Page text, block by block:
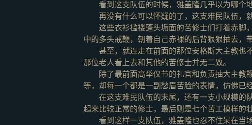
看到这支队伍的时候，雅盖隆几乎以为哪个
再没有什么可以怀疑的了，这支难民队伍，
这些衣衫褴褛蓬头垢面的苦修士们打着赤脚
中的多头戒鞭，朝着自己赤裸的后背狠狠抽去，
甚至，就连走在前面的那位安格斯大主教也
那位老人看上去和其他的苦修士并无二致。
除了最前面高举仪节的礼官和负责抽大主教
等，却每一个都是一副愁眉苦脸的表情，仿佛已
在这支难民队伍的末尾，还有一支小规模的
起来比较正常的修士，最后则是七个苦工模样的
看到这样一支队伍，雅盖隆也忍不住呆在当场